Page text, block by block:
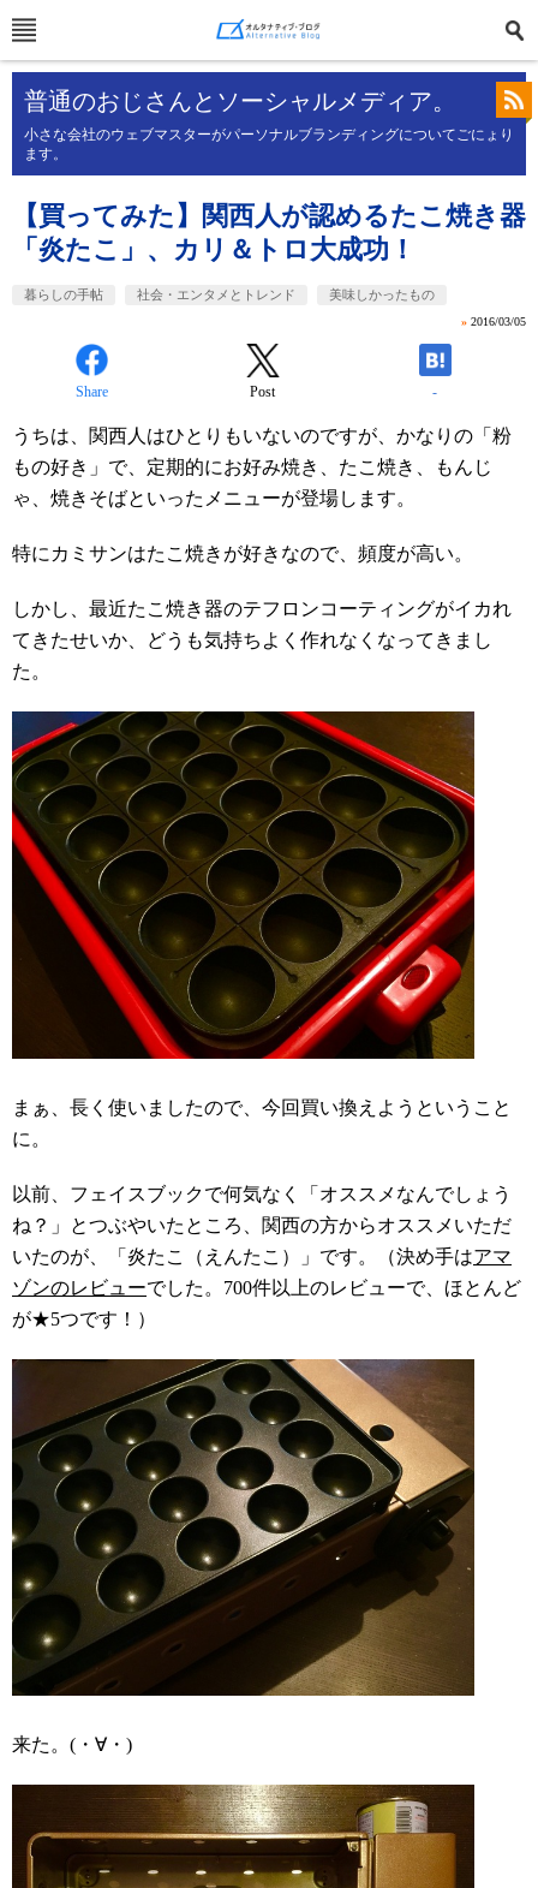
普通のおじさんとソーシャルメディア。
小さな会社のウェブマスターがパーソナルブランディングについてごにょり
ます。
【買ってみた】関西人が認めるたこ焼き器
「炎たこ」、カリ＆トロ大成功！
暮らしの手帖 社会・エンタメとトレンド 美味しかったもの
» 2016/03/05
Share Post -
うちは、関西人はひとりもいないのですが、かなりの「粉
もの好き」で、定期的にお好み焼き、たこ焼き、もんじ
ゃ、焼きそばといったメニューが登場します。
特にカミサンはたこ焼きが好きなので、頻度が高い。
しかし、最近たこ焼き器のテフロンコーティングがイカれ
てきたせいか、どうも気持ちよく作れなくなってきまし
た。
まぁ、長く使いましたので、今回買い換えようということ
に。
以前、フェイスブックで何気なく「オススメなんでしょう
ね？」とつぶやいたところ、関西の方からオススメいただ
いたのが、「炎たこ（えんたこ）」です。（決め手はアマ
ゾンのレビューでした。700件以上のレビューで、ほとんど
が★5つです！）
来た。(・∀・)